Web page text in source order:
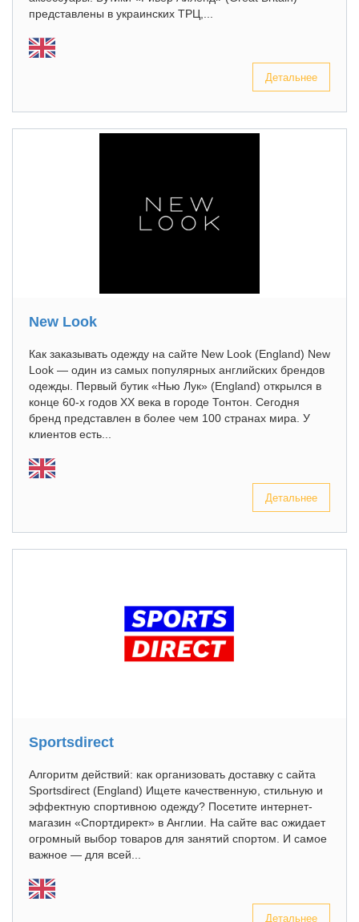
представлены в украинских ТРЦ,...
Детальнее
New Look
Как заказывать одежду на сайте New Look (England) New
Look — один из самых популярных английских брендов
одежды. Первый бутик «Нью Лук» (England) открылся в
конце 60-х годов XX века в городе Тонтон. Сегодня
бренд представлен в более чем 100 странах мира. У
клиентов есть...
Детальнее
Sportsdirect
Алгоритм действий: как организовать доставку с сайта
Sportsdirect (England) Ищете качественную, стильную и
эффектную спортивною одежду? Посетите интернет-
магазин «Спортдирект» в Англии. На сайте вас ожидает
огромный выбор товаров для занятий спортом. И самое
важное — для всей...
Детальнее